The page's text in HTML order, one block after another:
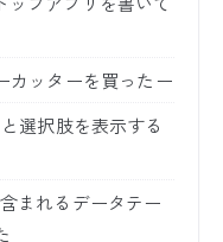
カッターを買ったー
選択肢を表示する
まれるデータテー